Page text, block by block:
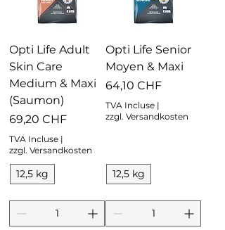
Opti Life Adult
Skin Care
Medium & Maxi
(Saumon)
Prix
69,20 CHF
TVA Incluse |
zzgl. Versandkosten
12,5 kg
Opti Life Senior
Moyen & Maxi
Prix
64,10 CHF
TVA Incluse |
zzgl. Versandkosten
12,5 kg